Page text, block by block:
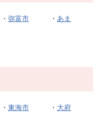
弥富市 ・ あま
東海市 ・ 大府